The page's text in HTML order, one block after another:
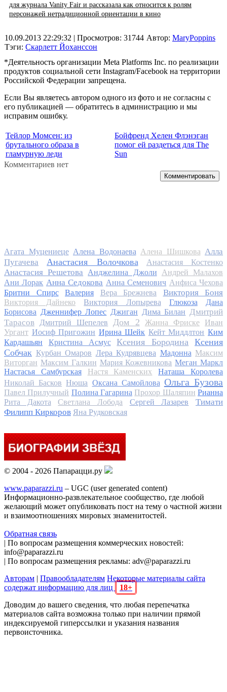
для журнала Vanity Fair и рассказала как относится к ролям
персонажей нетрадиционной ориентации в кино
10.09.2013 22:29:32 | Просмотров: 31744
Тэги: Скарлетт Йоханссон
Автор: MaryPoppins
*Деятельность организации Meta Platforms Inc. по реализации
продуктов социальной сети Instagram/Facebook на территории
Российской Федерации запрещена.
Если Вы являетесь автором одного из фото и не согласны с
его публикацией — обратитесь в администрацию и мы
исправим ошибку.
Тейлор Момсен: из
брутального образа в
гламурную леди
Бойфренд Хелен Флэнэган
помог ей раздеться для The
Sun
Комментариев нет
Комментировать
Агата Муцениеце Алена Водонаева Алена Шишкова Алла
Пугачева
Анастасия Волочкова Анастасия Костенко
Анастасия Решетова Анджелина Джоли
Андрей Малахов
Ани Лорак Анна Седокова Анна Семенович Анфиса Чехова
Бритни Спирс
Валерия Вера Брежнева Виктория Боня
Виктория Дайнеко Виктория Лопырева Глюкоза
Дана
Борисова Дженнифер Лопес Джиган Дима Билан Дмитрий
Тарасов
Дмитрий Шепелев Дом 2 Жанна Фриске
Иван
Ургант Иосиф Пригожин Ирина Шейк Кейт Миддлтон Ким
Кардашьян
Кристина Асмус Ксения Бородина
Ксения
Собчак Курбан Омаров Лера Кудрявцева Мадонна Максим
Виторган Максим Галкин Мария Кожевникова Меган Маркл
Настасья Самбурская
Настя Каменских
Наташа Королева
Николай Басков Нюша Оксана Самойлова Ольга Бузова
Павел Прилучный Полина Гагарина Прохор Шаляпин Рианна
Рита Дакота
Светлана Лобода Сергей Лазарев
Тимати
Филипп Киркоров Яна Рудковская
© 2004 - 2026 Папарацци.ру
www.paparazzi.ru – UGC (user generated content)
Информационно-развлекательное сообщество, где любой
желающий может опубликовать пост на тему о частной жизни
и взаимоотношениях мировых знаменитостей.
Обратная связь
| По вопросам размещения коммерческих новостей:
info@paparazzi.ru
| По вопросам размещения рекламы: adv@paparazzi.ru
Авторам | Правообладателям Некоторые материалы сайта
содержат информацию для лиц
18+
Доводим до вашего сведения, что любая перепечатка
материалов сайта возможна только при наличии прямой
индексируемой гиперссылки и указания названия
первоисточника.